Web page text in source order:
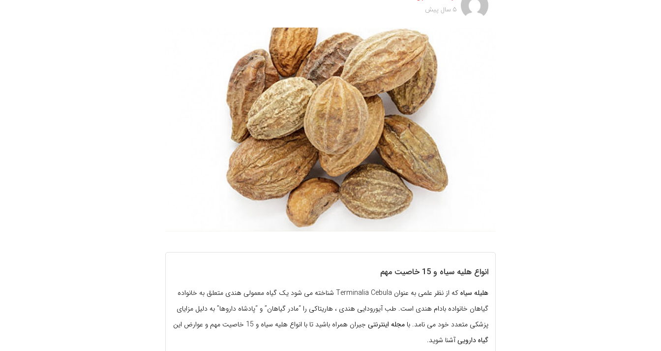
5 سال پیش
انواع هلیه سیاه و 15 خاصیت مهم
هلیله سیاه
که از نظر علمی به عنوان Terminalia Cebula شناخته می شود یک گیاه معمولی هندی متعلق به خانواده
گیاهان خانواده بادام هندی است. طب آیورودایی هندی ، هاریتاکی را “مادر گیاهان” و “پادشاه داروها” به دلیل مزایای
پزشکی متعدد خود می نامد. با مجله اینترنتی جیران همراه باشید تا با انواع هلیه سیاه و 15 خاصیت مهم و عوارض این
گیاه داروییآشنا شوید.